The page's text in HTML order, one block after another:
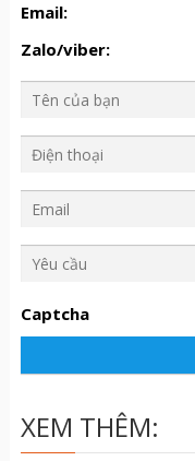
Email:
Zalo/viber:
c
ầ
Captcha
XEM THÊM: